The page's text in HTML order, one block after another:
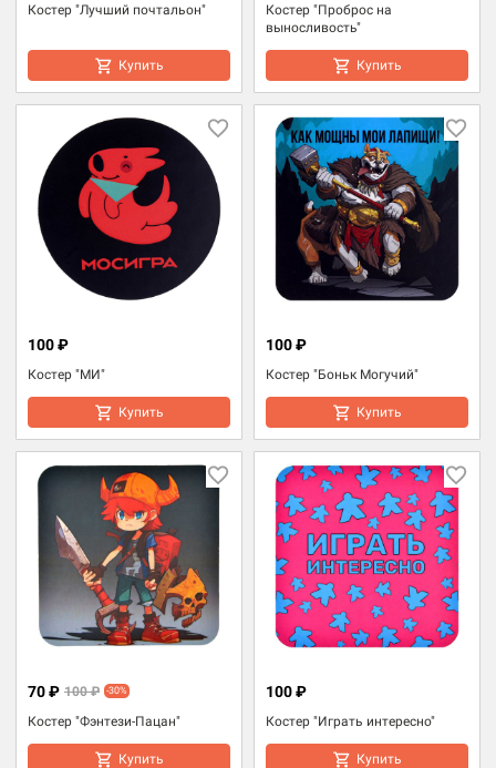
Костер "Лучший почтальон"
Купить
Костер "Проброс на
выносливость"
Купить
Костер "МИ"
100 ₽
Купить
Костер "Боньк Могучий"
100 ₽
Купить
Костер "Фэнтези-Пацан"
70 ₽ 100 ₽ -30%
Купить
Костер "Играть интересно"
100 ₽
Купить